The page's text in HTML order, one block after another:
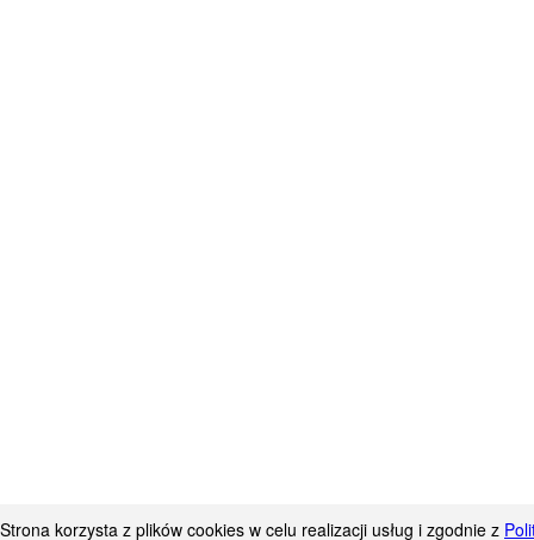
Strona korzysta z plików cookies w celu realizacji usług i zgodnie z